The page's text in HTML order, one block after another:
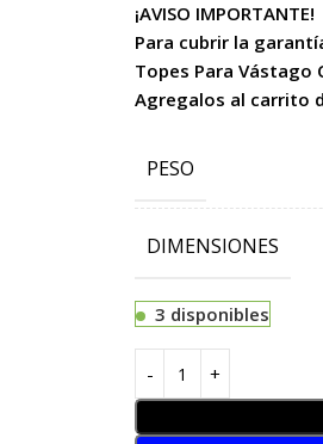
¡AVISO IMPORTANTE!
Para cubrir la
Topes Para Vástago
Agregalos al carrito
PESO
DIMENSIONES
3 disponibles